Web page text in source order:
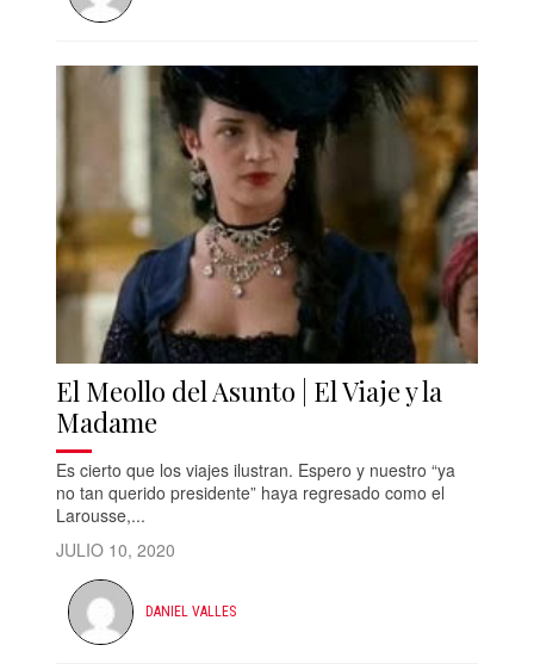
El Meollo del Asunto | El Viaje y la
Madame
Es cierto que los viajes ilustran. Espero y nuestro “ya
no tan querido presidente” haya regresado como el
Larousse,...
JULIO 10, 2020
DANIEL VALLES